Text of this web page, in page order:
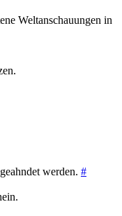
Weltanschauungen in
werden. #